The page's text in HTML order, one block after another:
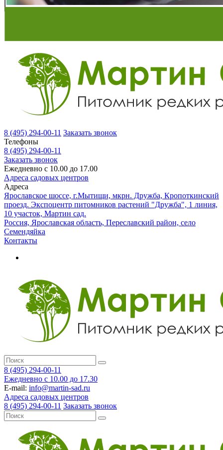
8 (495) 294-00-11 Заказать звонок
Телефоны
8 (495) 294-00-11
Заказать звонок
Ежедневно с 10.00 до 17.00
Адреса садовых центров
Адреса
Ярославское шоссе, г.Мытищи, мкрн. Дружба, Кропоткинский
проезд. Экспоцентр питомников растений "Дружба", 1 линия,
10 участок, Мартин сад.
Россия, Ярославская область, Переславский район, село
Семендяйка
Контакты
8 (495) 294-00-11
Ежедневно с 10.00 до 17.30
E-mail: info@martin-sad.ru
Адреса садовых центров
8 (495) 294-00-11 Заказать звонок